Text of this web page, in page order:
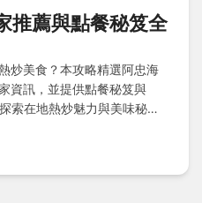
推薦與點餐秘笈全
炒美食？本攻略精選阿忠海
資訊，並提供點餐秘笈與
索在地熱炒魅力與美味秘